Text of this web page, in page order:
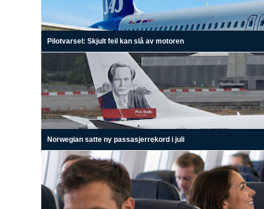
Pilotvarsel: Skjult feil kan slå av motoren
Norwegian satte ny passasjerrekord i juli